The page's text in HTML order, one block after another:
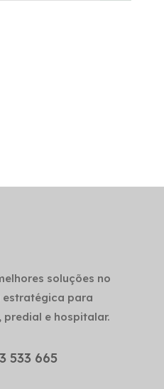
soluções no
estratégica para
e hospitalar.
533 665